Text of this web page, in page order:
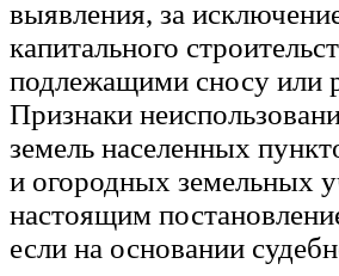
выявления, за
капитального
подлежащими сносу или
Признаки
земель населенных
и огородных земельных
настоящим
если на основании